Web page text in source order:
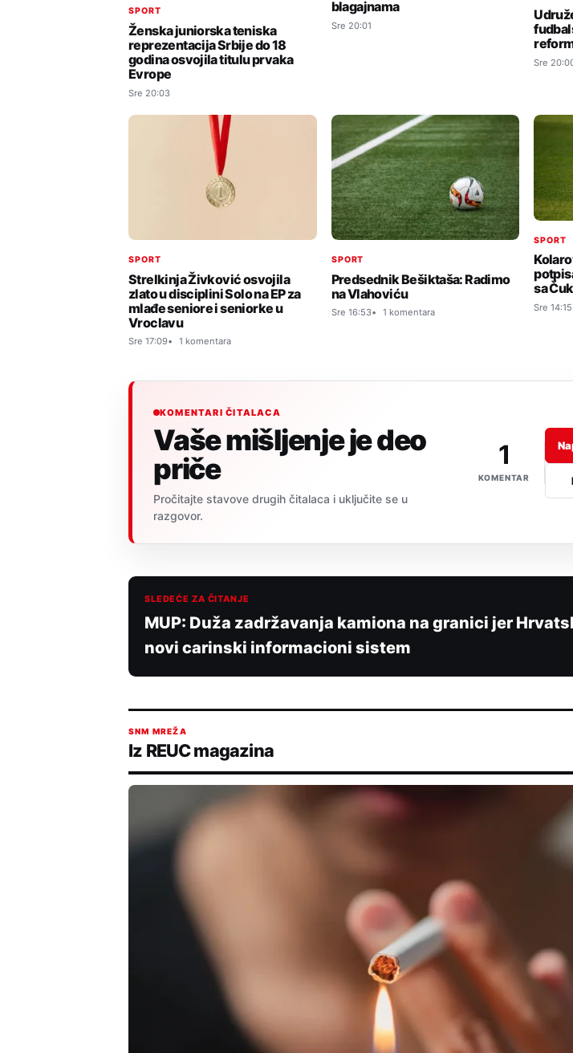
SPORT
Ženska juniorska teniska
reprezentacija Srbije do 18
godina osvojila titulu prvaka
Evrope
Sre 20:03
blagajnama
Sre 20:01
Sre
SPORT
Strelkinja Živković osvojila
zlato u disciplini Solo na EP za
mlađe seniore i seniorke u
Vroclavu
Sre 17:09 1 komentara
SPORT
Predsednik Bešiktaša: Radimo
na Vlahoviću
Sre 16:53 1 komentara
SPORT
sa
Sre 14:15
KOMENTARI ČITALACA
Vaše mišljenje je deo
priče
Pročitajte stavove drugih čitalaca i uključite se u
razgovor.
1
KOMENTAR
SLEDEĆE ZA ČITANJE
MUP: Duža zadržavanja kamiona na granici jer
novi carinski informacioni sistem
SNM MREŽA
Iz REUC magazina